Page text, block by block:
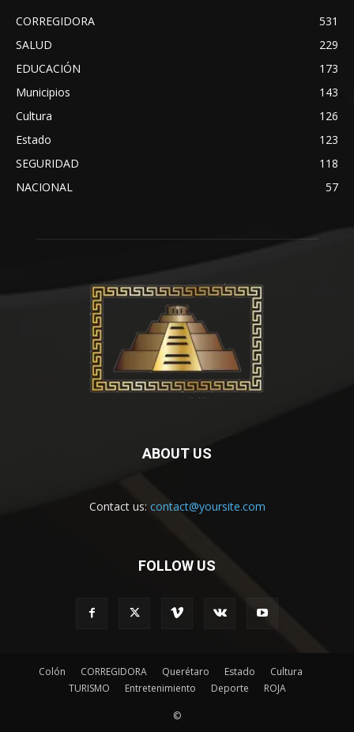
CORREGIDORA
531
SALUD
229
EDUCACIÓN
173
Municipios
143
Cultura
126
Estado
123
SEGURIDAD
118
NACIONAL
57
ABOUT US
Contact us: contact@yoursite.com
FOLLOW US
Colón CORREGIDORA Querétaro Estado
Cultura
TURISMO
Entretenimiento Deporte ROJA
©